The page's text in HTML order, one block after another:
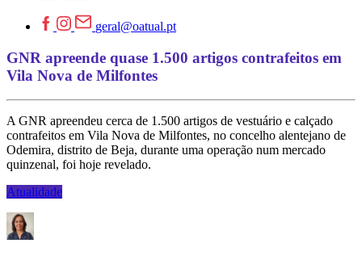
geral@oatual.pt
GNR apreende quase 1.500 artigos contrafeitos em
Vila Nova de Milfontes
A GNR apreendeu cerca de 1.500 artigos de vestuário e calçado
contrafeitos em Vila Nova de Milfontes, no concelho alentejano de
Odemira, distrito de Beja, durante uma operação num mercado
quinzenal, foi hoje revelado.
Atualidade